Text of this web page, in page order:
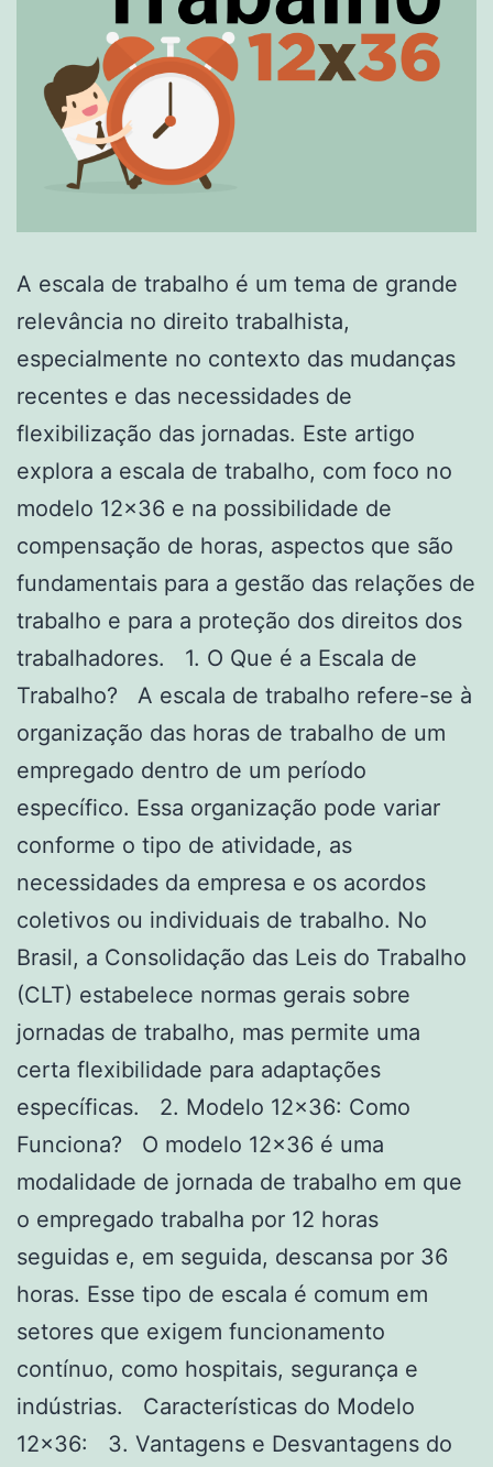
A escala de trabalho é um tema de grande
relevância no direito trabalhista,
especialmente no contexto das mudanças
recentes e das necessidades de
flexibilização das jornadas. Este artigo
explora a escala de trabalho, com foco no
modelo 12×36 e na possibilidade de
compensação de horas, aspectos que são
fundamentais para a gestão das relações de
trabalho e para a proteção dos direitos dos
trabalhadores. 1. O Que é a Escala de
Trabalho? A escala de trabalho refere-se à
organização das horas de trabalho de um
empregado dentro de um período
específico. Essa organização pode variar
conforme o tipo de atividade, as
necessidades da empresa e os acordos
coletivos ou individuais de trabalho. No
Brasil, a Consolidação das Leis do Trabalho
(CLT) estabelece normas gerais sobre
jornadas de trabalho, mas permite uma
certa flexibilidade para adaptações
específicas. 2. Modelo 12×36: Como
Funciona? O modelo 12×36 é uma
modalidade de jornada de trabalho em que
o empregado trabalha por 12 horas
seguidas e, em seguida, descansa por 36
horas. Esse tipo de escala é comum em
setores que exigem funcionamento
contínuo, como hospitais, segurança e
indústrias. Características do Modelo
12×36: 3. Vantagens e Desvantagens do